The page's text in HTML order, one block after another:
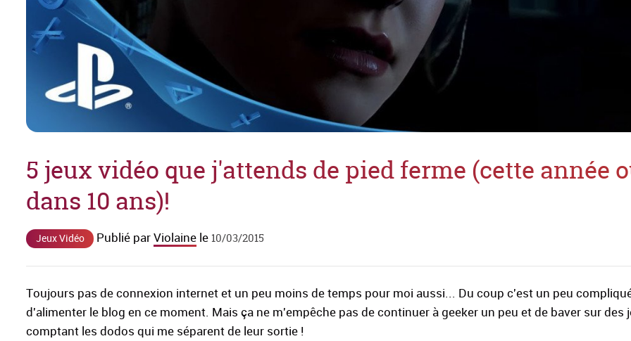
5 jeux vidéo que j'attends de pied ferme (cette année
dans 10 ans)!
Jeux Vidéo Publié parViolaine le10/03/2015
Toujours pas de connexion internet et un peu moins de temps pour moi aussi... Du coup c'est un peu
d'alimenter le blog en ce moment. Mais ça ne m'empêche pas de continuer à geeker un peu et de baver sur des
comptant les dodos qui me séparent de leur sortie !